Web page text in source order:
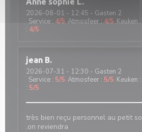
2026-08-01 - 12:45 - Gasten 2
Service: 4/5 Atmosfeer: 4/5 Keuken :
: 4/5
jean B
2026-07-31 - 12:30 - Gasten 2
Service : 5/5 Atmosfeer : 5/5 Keuken :
: 5/5
très bien reçu personnel au petit
.on reviendra